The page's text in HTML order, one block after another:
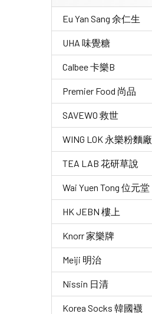
Eu Yan Sang 余仁生
UHA 味覺糖
Calbee 卡樂B
Premier Food 尚品
SAVEWO 救世
WING LOK 永樂粉麵廠
TEA LAB 花研草說
Wai Yuen Tong 位元堂
HK JEBN 樓上
Knorr 家樂牌
Meiji 明治
Nissin 日清
Korea Socks 韓國襪